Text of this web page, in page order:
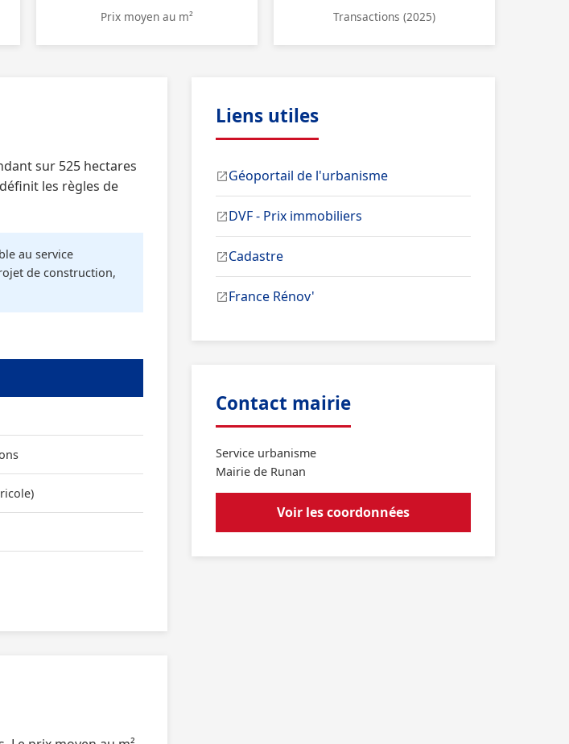
Prix moyen au m² Transactions (2025)
sur 525 hectares
les règles de
au service
de construction,
Liens utiles
Géoportail de l'urbanisme
DVF - Prix immobiliers
Cadastre
France Rénov'
Contact mairie
Service urbanisme
Mairie de Runan
Voir les coordonnées